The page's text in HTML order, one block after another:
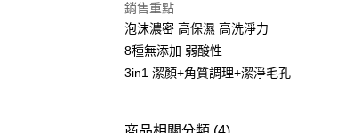
AFTEE先享後付
相關說明
【關於「AFTEE先享後付」】
AFTEE先享後付是「在收到商品之後才付款
即享券
運送方式
銷售重點
泡沫濃密 高保濕 高洗淨力
8種無添加 弱酸性
3in1 潔顏+角質調理+潔淨毛孔